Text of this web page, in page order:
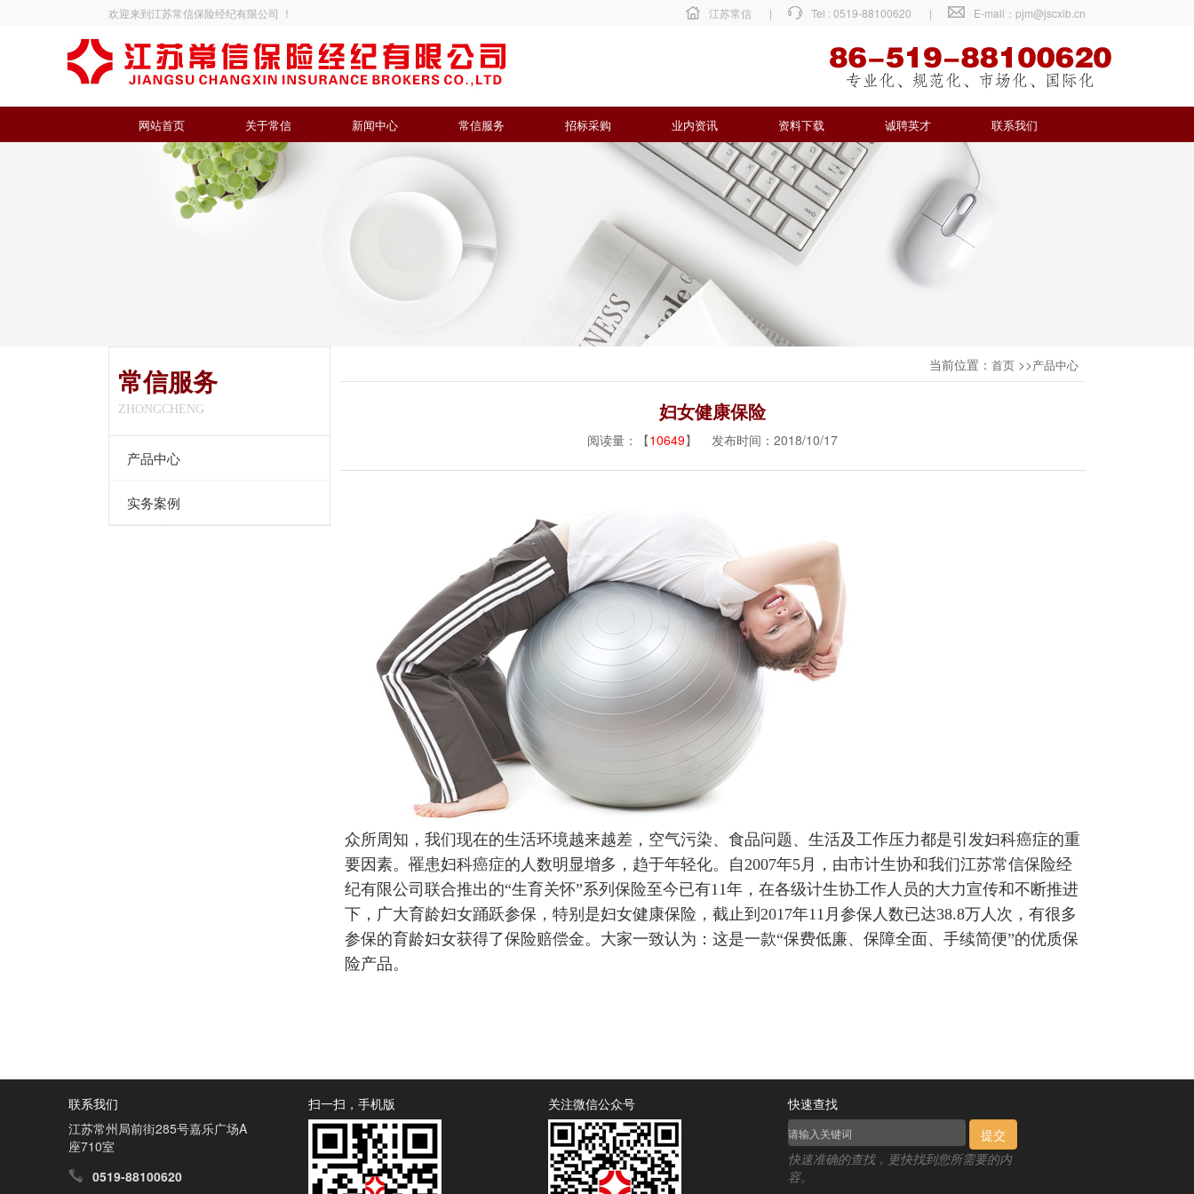
欢迎来到江苏常信保险经纪有限公司 ！ 江苏常信 | Tel : 0519-88100620 | E-mail：pjm@jscxib.cn
网站首页 关于常信 新闻中心 常信服务 招标采购 业内资讯 资料下载 诚聘英才 联系我们
常信服务
ZHONGCHENG
产品中心
实务案例
当前位置： 首页 >>产品中心
妇女健康保险
阅读量：【10649】 发布时间：2018/10/17
众所周知，我们现在的生活环境越来越差，空气污染、食品问题、生活及工作压力都是引发妇科癌症的重
要因素。罹患妇科癌症的人数明显增多，趋于年轻化。自2007年5月，由市计生协和我们江苏常信保险经
纪有限公司联合推出的“生育关怀”系列保险至今已有11年，在各级计生协工作人员的大力宣传和不断推进
下，广大育龄妇女踊跃参保，特别是妇女健康保险，截止到2017年11月参保人数已达38.8万人次，有很多
参保的育龄妇女获得了保险赔偿金。大家一致认为：这是一款“保费低廉、保障全面、手续简便”的优质保
险产品。
联系我们
江苏常州局前街285号嘉乐广场A
座710室
0519-88100620
扫一扫，手机版 关注微信公众号
快速查找
提交
快速准确的查找，更快找到您所需要的内
容。